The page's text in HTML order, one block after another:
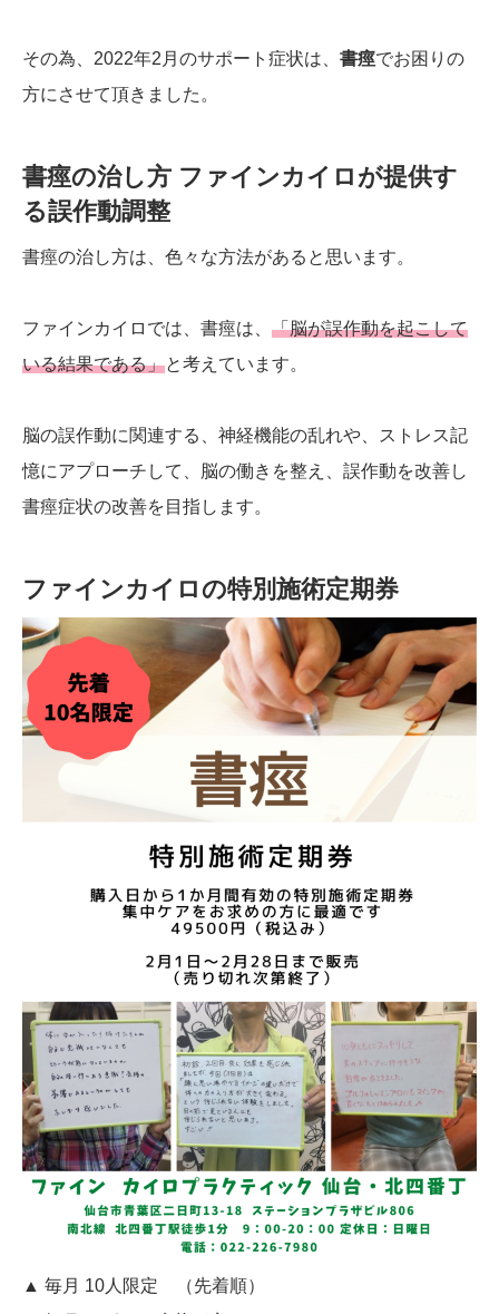
その為、2022年2月のサポート症状は、 書痙でお困りの
方にさせて頂きました。
書痙の治し方 ファインカイロが提供す
る誤作動調整
書痙の治し方は、色々な方法があると思います。
ファインカイロでは、書痙は、 「脳が誤作動を起こして
いる結果である」と考えています。
脳の誤作動に関連する、神経機能の乱れや、ストレス記
憶にアプローチして、脳の働きを整え、誤作動を改善し
書痙症状の改善を目指します。
ファインカイロの特別施術定期券
▲ 毎月 10人限定 （先着順）